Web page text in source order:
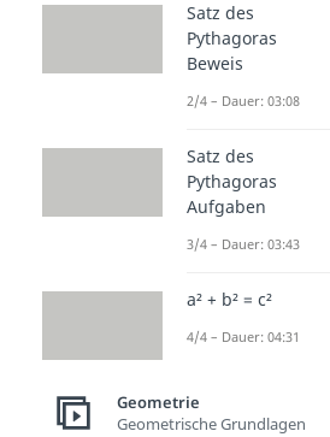
Was ist
gibt es keine
spiegelst,
Punkt. Schau
Satz des
Pythagoras
Beweis
2/4 – Dauer: 03:08
Satz des
Pythagoras
Aufgaben
3/4 – Dauer: 03:43
a² + b² = c²
4/4 – Dauer: 04:31
Geometrie
Geometrische Grundlagen